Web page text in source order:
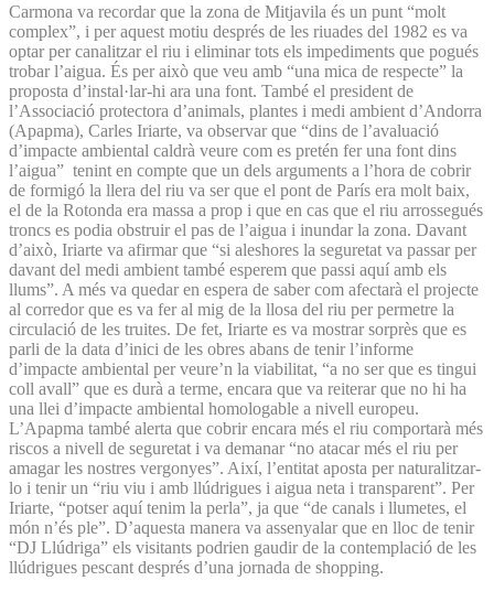
Carmona va recordar que la zona de Mitjavila és un punt “molt
complex”, i per aquest motiu després de les riuades del 1982 es va
optar per canalitzar el riu i eliminar tots els impediments que pogués
trobar l’aigua. És per això que veu amb “una mica de respecte” la
proposta d’instal·lar-hi ara una font. També el president de
l’Associació protectora d’animals, plantes i medi ambient d’Andorra
(Apapma), Carles Iriarte, va observar que “dins de l’avaluació
d’impacte ambiental caldrà veure com es pretén fer una font dins
l’aigua” tenint en compte que un dels arguments a l’hora de cobrir
de formigó la llera del riu va ser que el pont de París era molt baix,
el de la Rotonda era massa a prop i que en cas que el riu arrossegués
troncs es podia obstruir el pas de l’aigua i inundar la zona. Davant
d’això, Iriarte va afirmar que “si aleshores la seguretat va passar per
davant del medi ambient també esperem que passi aquí amb els
llums”. A més va quedar en espera de saber com afectarà el projecte
al corredor que es va fer al mig de la llosa del riu per permetre la
circulació de les truites. De fet, Iriarte es va mostrar sorprès que es
parli de la data d’inici de les obres abans de tenir l’informe
d’impacte ambiental per veure’n la viabilitat, “a no ser que es tingui
coll avall” que es durà a terme, encara que va reiterar que no hi ha
una llei d’impacte ambiental homologable a nivell europeu.
L’Apapma també alerta que cobrir encara més el riu comportarà més
riscos a nivell de seguretat i va demanar “no atacar més el riu per
amagar les nostres vergonyes”. Així, l’entitat aposta per naturalitzar-
lo i tenir un “riu viu i amb llúdrigues i aigua neta i transparent”. Per
Iriarte, “potser aquí tenim la perla”, ja que “de canals i llumetes, el
món n’és ple”. D’aquesta manera va assenyalar que en lloc de tenir
“DJ Llúdriga” els visitants podrien gaudir de la contemplació de les
llúdrigues pescant després d’una jornada de shopping.